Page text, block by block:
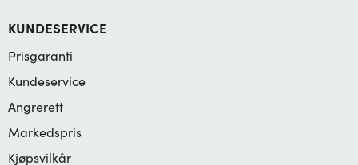
KUNDESERVICE
Prisgaranti
Kundeservice
Angrerett
Markedspris
Kjøpsvilkår